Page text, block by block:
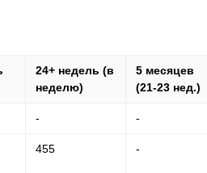
24+ недель (в
неделю)
5 месяцев
(21-23 нед.)
- -
455 -